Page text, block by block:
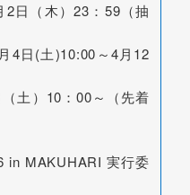
日（木）23：59（抽
4日(土)10:00～4月12
土）10：00～（先着
in MAKUHARI 実行委